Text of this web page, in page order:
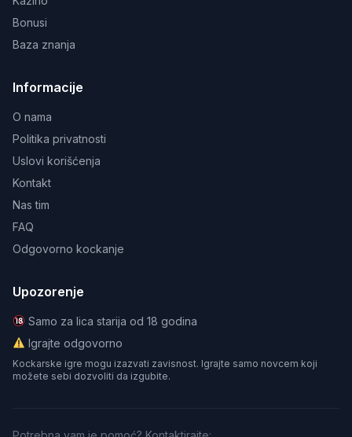
Bonusi
Baza znanja
Informacije
O nama
Politika privatnosti
Uslovi korišćenja
Kontakt
Nas tim
FAQ
Odgovorno kockanje
Upozorenje
Samo za lica starija od 18 godina
Igrajte odgovorno
Kockarske igre mogu izazvati zavisnost. Igrajte samo novcem koji
možete sebi dozvoliti da izgubite.